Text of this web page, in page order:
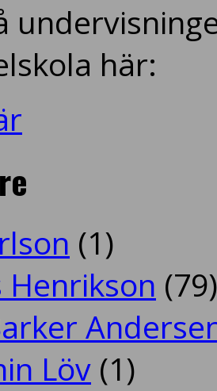
här:
(1)
Henrikson (79)
Löv (1)